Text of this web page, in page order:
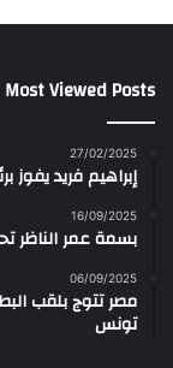
Most Viewed Posts
27/02/2025
إبراهيم فريد يفوز
16/09/2025
بسمة عمر الناظر
06/09/2025
مصر تتوج بلقب
تونس